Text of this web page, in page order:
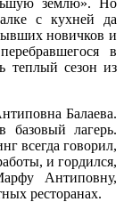
с кухней да
новичков и
в
теплый сезон из
Балаева.
базовый лагерь.
всегда говорил,
и гордился,
Антиповну,
ресторанах.